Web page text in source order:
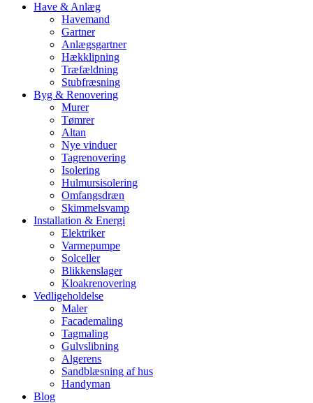
Have & Anlæg
Havemand
Gartner
Anlægsgartner
Hækklipning
Træfældning
Stubfræsning
Byg & Renovering
Murer
Tømrer
Altan
Nye vinduer
Tagrenovering
Isolering
Hulmursisolering
Omfangsdræn
Skimmelsvamp
Installation & Energi
Elektriker
Varmepumpe
Solceller
Blikkenslager
Kloakrenovering
Vedligeholdelse
Maler
Facademaling
Tagmaling
Gulvslibning
Algerens
Sandblæsning af hus
Handyman
Blog